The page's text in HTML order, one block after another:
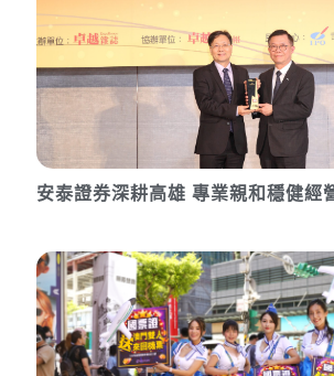
安泰證券深耕高雄 專業親和穩健經